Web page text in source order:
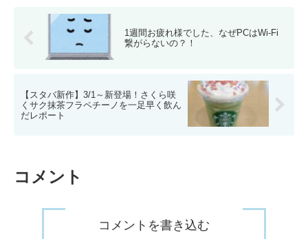
1週間お疲れ様でした、なぜPCはWi-Fi
繋がらないの？！
【スタバ新作】3/1～新登場！さくら咲
くサク抹茶フラペチーノを一足早く飲ん
だレポート
コメント
コメントを書き込む